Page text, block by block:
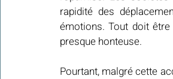
rapidité des
émotions. Tout doit être
presque honteuse.
Pourtant, malgré cette